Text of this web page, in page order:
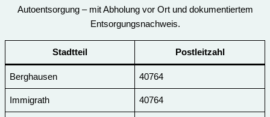
Autoentsorgung – mit Abholung vor Ort und dokumentiertem
Entsorgungsnachweis.
Stadtteil Postleitzahl
Berghausen 40764
Immigrath 40764